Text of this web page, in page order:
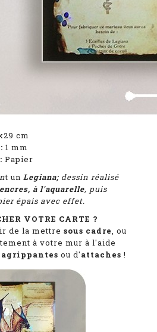
cm
1 mm
Papier
t un Legiana; dessin réalisé
encres, à l'aquarelle, puis
épais avec effet.
VOTRE CARTE ?
de la mettre sous cadre, ou
à votre mur à l'aide
ou d'attaches !